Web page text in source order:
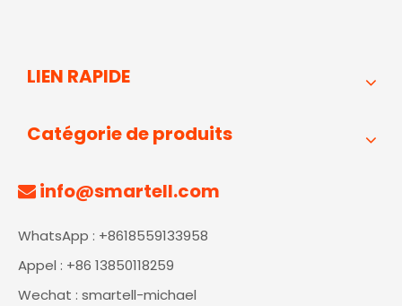
LIEN RAPIDE
Catégorie de produits
 info@smartell.com
WhatsApp : +8618559133958
Appel : +86 13850118259
Wechat : smartell-michael